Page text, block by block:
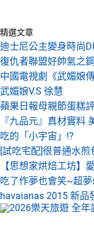
精選文章
迪士尼公主變身時尚
復仇者聯盟好帥氣之
中國電視劇《武媚娘
武媚娘V.S 徐慧
蘋果日報母親節蛋糕
『九品元』真材實料
吃的「小宇宙」!?
[試吃宅配]很普通水
【思想家烘焙工坊】
吃了作夢也會笑~超
havaianas 2015 新品